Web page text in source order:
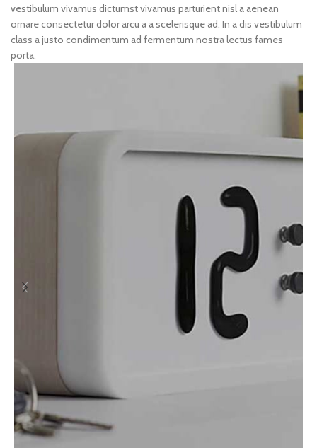
vestibulum vivamus dictumst vivamus parturient nisl a aenean
ornare consectetur dolor arcu a a scelerisque ad. In a dis vestibulum
class a justo condimentum ad fermentum nostra lectus fames
porta.